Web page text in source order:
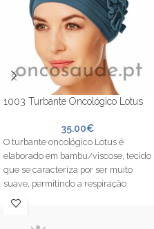
1003 Turbante Oncológico Lotus
35.00€
O turbante oncológico Lotus é
elaborado em bambu/viscose, tecido
que se caracteriza por ser muito
suave, permitindo a respiração
adequada da pele e a evaporação do
sensíveis.